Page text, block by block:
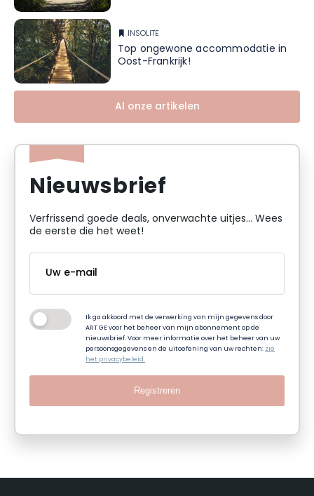
INSOLITE
Top ongewone accommodatie in
Oost-Frankrijk!
Al onze artikelen
Nieuwsbrief
Verfrissend goede deals, onverwachte uitjes... Wees
de eerste die het weet!
Ik ga akkoord met de verwerking van mijn gegevens door
ART GE voor het beheer van mijn abonnement op de
nieuwsbrief. Voor meer informatie over het beheer van uw
persoonsgegevens en de uitoefening van uw rechten: zie
het privacybeleid.
Registreren